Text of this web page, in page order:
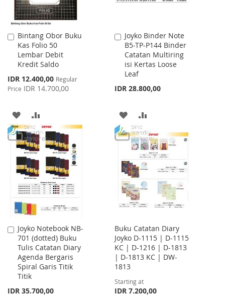
Bintang Obor Buku
Kas Folio 50
Lembar Debit
Kredit Saldo
Special
Price
IDR 12.400,00 Regular
Price IDR 14.700,00
Add
to
Cart
ADD
TO
WISH
LIST
TO
COMPARE
Joyko Binder Note
B5-TP-P144 Binder
Catatan Multiring
isi Kertas Loose
Leaf
IDR 28.800,00
Add
to
Cart
ADD
TO
WISH
LIST
TO
COMPARE
Joyko Notebook NB-
701 (dotted) Buku
Tulis Catatan Diary
Agenda Bergaris
Spiral Garis Titik
Titik
IDR 35.700,00
Add
to
Cart
Buku Catatan Diary
Joyko D-1115 | D-1115
KC | D-1216 | D-1813
| D-1813 KC | DW-
1813
Starting at
IDR 7.200,00